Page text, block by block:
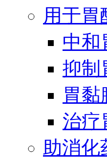
用于胃
中和
抑制
胃黏
治疗
助消化